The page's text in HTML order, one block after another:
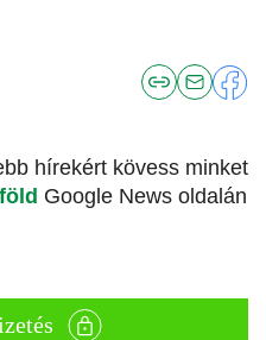
hírekért kövess minket
Google News oldalán